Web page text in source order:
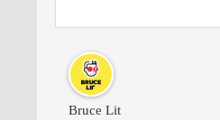
Bruce Lit